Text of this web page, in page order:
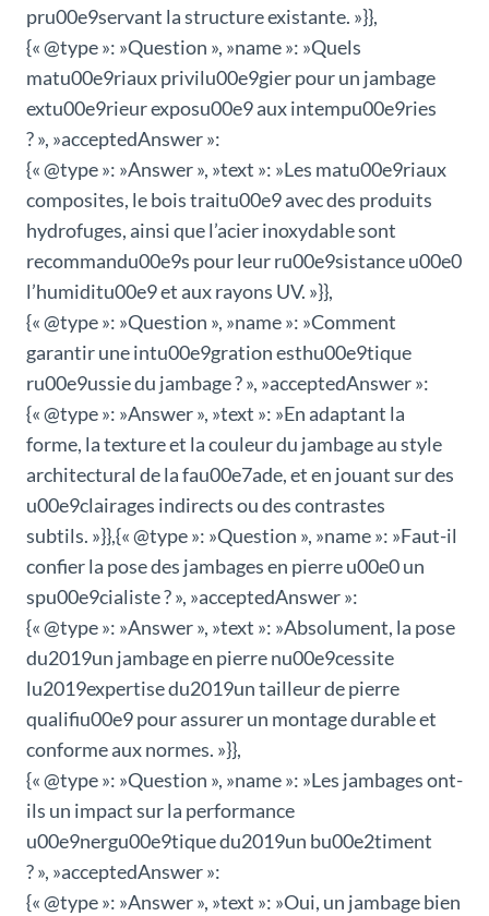
pru00e9servant la structure existante. »}},
{« @type »: »Question », »name »: »Quels
matu00e9riaux privilu00e9gier pour un jambage
extu00e9rieur exposu00e9 aux intempu00e9ries
? », »acceptedAnswer »:
{« @type »: »Answer », »text »: »Les matu00e9riaux
composites, le bois traitu00e9 avec des produits
hydrofuges, ainsi que l’acier inoxydable sont
recommandu00e9s pour leur ru00e9sistance u00e0
l’humiditu00e9 et aux rayons UV. »}},
{« @type »: »Question », »name »: »Comment
garantir une intu00e9gration esthu00e9tique
ru00e9ussie du jambage ? », »acceptedAnswer »:
{« @type »: »Answer », »text »: »En adaptant la
forme, la texture et la couleur du jambage au style
architectural de la fau00e7ade, et en jouant sur des
u00e9clairages indirects ou des contrastes
subtils. »}},{« @type »: »Question », »name »: »Faut-il
confier la pose des jambages en pierre u00e0 un
spu00e9cialiste ? », »acceptedAnswer »:
{« @type »: »Answer », »text »: »Absolument, la pose
du2019un jambage en pierre nu00e9cessite
lu2019expertise du2019un tailleur de pierre
qualifiu00e9 pour assurer un montage durable et
conforme aux normes. »}},
{« @type »: »Question », »name »: »Les jambages ont-
ils un impact sur la performance
u00e9nergu00e9tique du2019un bu00e2timent
? », »acceptedAnswer »:
{« @type »: »Answer », »text »: »Oui, un jambage bien